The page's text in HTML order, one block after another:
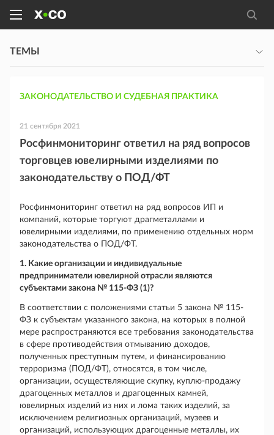
ТЕМЫ
ЗАКОНОДАТЕЛЬСТВО И СУДЕБНАЯ ПРАКТИКА
21 сентября 2021
Росфинмониторинг ответил на ряд вопросов
торговцев ювелирными изделиями по
законодательству о ПОД/ФТ
Росфинмониторинг ответил на ряд вопросов ИП и
компаний, которые торгуют драгметаллами и
ювелирными изделиями, по применению отдельных норм
законодательства о ПОД/ФТ.
1. Какие организации и индивидуальные
предприниматели ювелирной отрасли являются
субъектами закона № 115-ФЗ (1)?
В соответствии с положениями статьи 5 закона № 115-
ФЗ к субъектам указанного закона, на которых в полной
мере распространяются все требования законодательства
в сфере противодействия отмыванию доходов,
полученных преступным путем, и финансированию
терроризма (ПОД/ФТ), относятся, в том числе,
организации, осуществляющие скупку, куплю-продажу
драгоценных металлов и драгоценных камней,
ювелирных изделий из них и лома таких изделий, за
исключением религиозных организаций, музеев и
организаций, использующих драгоценные металлы, их